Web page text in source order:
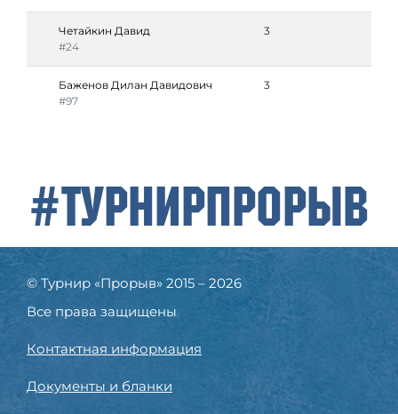
Четайкин Давид
#24
3
Баженов Дилан Давидович
#97
3
#ТурнирПрорыв
© Турнир «Прорыв» 2015 – 2026
Все права защищены
Контактная информация
Документы и бланки